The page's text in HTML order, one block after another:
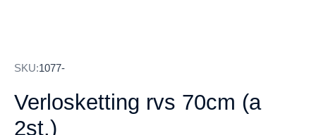
SKU:1077-
Verlosketting rvs 70cm (a
2st.)